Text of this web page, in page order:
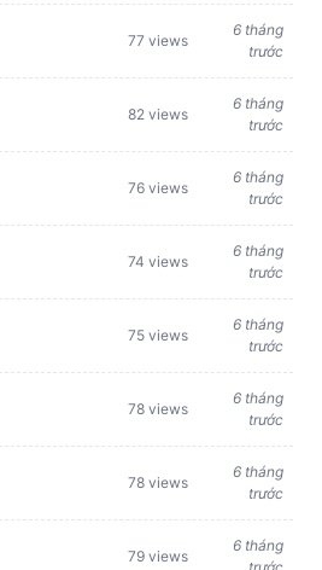
77 views
6 tháng
trước
82 views
6 tháng
trước
76 views
6 tháng
trước
74 views
6 tháng
trước
75 views
6 tháng
trước
78 views
6 tháng
trước
78 views
6 tháng
trước
79 views
6 tháng